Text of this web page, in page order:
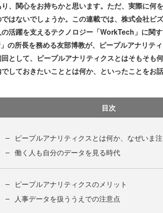
、関心をお持ちかと思います。ただ、実際に何
はないでしょうか。この連載では、株式会社ビ
活躍を支えるテクノロジー「WorkTech」に関
の所長を務める友部博教が、ピープルアナリテ
として、ピープルアナリティクスとはそもそも
しておきたいこととは何か、といったことをお話
目次
ピープルアナリティクスとは何か、なぜいま
働く人も自分のデータを見る時代
ピープルアナリティクスのメリット
人事データを扱ううえでの注意点